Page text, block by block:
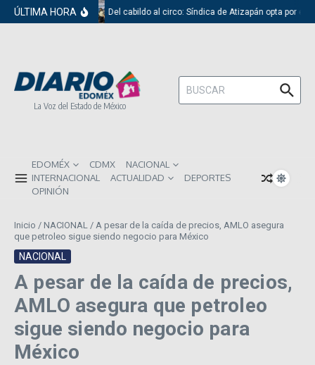
Saltar al contenido
ÚLTIMA HORA Del cabildo al circo: Síndica de Atizapán opta por el
La Voz del Estado de México
Buscar:
EDOMÉX CDMX
NACIONAL
INTERNACIONAL
ACTUALIDAD
DEPORTES
OPINIÓN
Inicio / NACIONAL / A pesar de la caída de precios, AMLO asegura
que petroleo sigue siendo negocio para México
NACIONAL
A pesar de la caída de precios,
AMLO asegura que petroleo
sigue siendo negocio para
México